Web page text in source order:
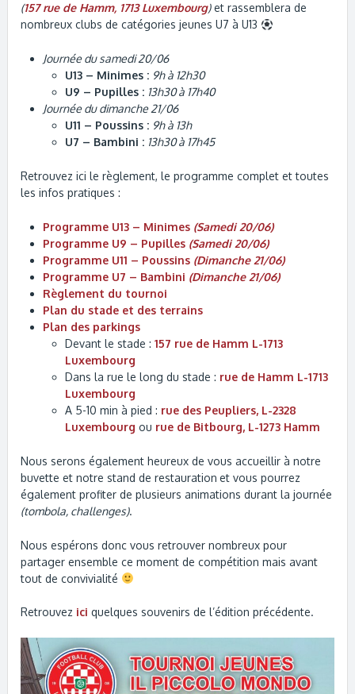
(157 rue de Hamm, 1713 Luxembourg)et rassemblera de
nombreux clubs de catégories jeunes U7 à U13
Journée du samedi 20/06
U13 – Minimes : 9h à 12h30
U9 – Pupilles : 13h30 à 17h40
Journée du dimanche 21/06
U11 – Poussins : 9h à 13h
U7 – Bambini : 13h30 à 17h45
Retrouvez ici le règlement, le programme complet et toutes
les infos pratiques :
Programme U13 – Minimes (Samedi 20/06)
Programme U9 – Pupilles (Samedi 20/06)
Programme U11 – Poussins (Dimanche 21/06)
Programme U7 – Bambini (Dimanche 21/06)
Règlement du tournoi
Plan du stade et des terrains
Plan des parkings
Devant le stade :157 rue de Hamm L-1713
Luxembourg
Dans la rue le long du stade : rue de Hamm L-1713
Luxembourg
A 5-10 min à pied : rue des Peupliers, L-2328
Luxembourg ou rue de Bitbourg, L-1273 Hamm
Nous serons également heureux de vous accueillir à notre
buvette et notre stand de restauration et vous pourrez
également profiter de plusieurs animations durant la journée
(tombola, challenges).
Nous espérons donc vous retrouver nombreux pour
partager ensemble ce moment de compétition mais avant
tout de convivialité
Retrouvez ici quelques souvenirs de l’édition précédente.